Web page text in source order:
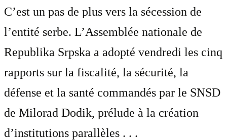
C’est un pas de plus vers la sécession de
l’entité serbe. L’Assemblée nationale de
Republika Srpska a adopté vendredi les cinq
rapports sur la fiscalité, la sécurité, la
défense et la santé commandés par le SNSD
de Milorad Dodik, prélude à la création
d’institutions parallèles . . .